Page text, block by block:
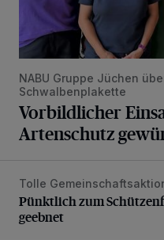
NABU Gruppe Jüchen
Schwalbenplakette
Vorbildlicher
Artenschutz
Pünktlich zum
Tolle
Pünktlich zum
geebnet